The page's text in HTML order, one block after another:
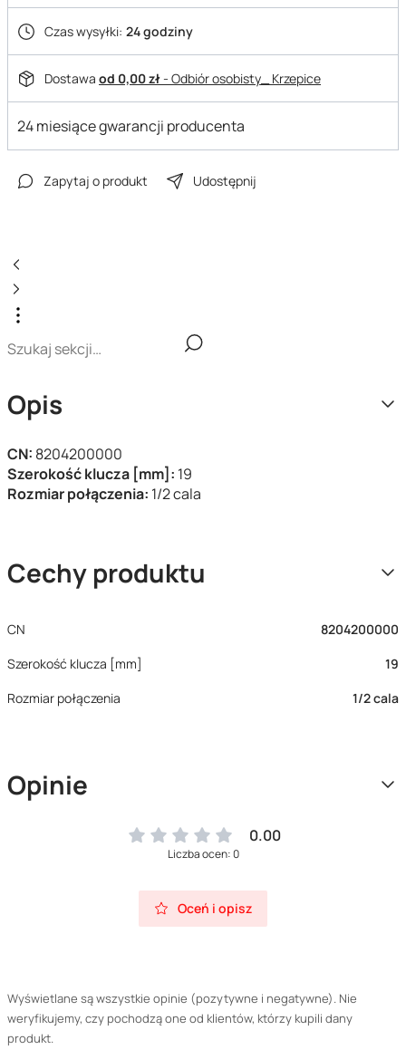
Czas wysyłki: 24 godziny
Dostawa od 0,00 zł- Odbiór osobisty_ Krzepice
24 miesiące gwarancji producenta
Zapytaj o produkt Udostępnij
Opis
CN: 8204200000
Szerokość klucza [mm]: 19
Rozmiar połączenia: 1/2 cala
Cechy produktu
CN
8204200000
Szerokość klucza [mm]
19
Rozmiar połączenia
1/2 cala
Opinie
0.00
Liczba ocen: 0
Oceń i opisz
Wyświetlane są wszystkie opinie (pozytywne i negatywne). Nie
weryfikujemy, czy pochodzą one od klientów, którzy kupili dany
produkt.